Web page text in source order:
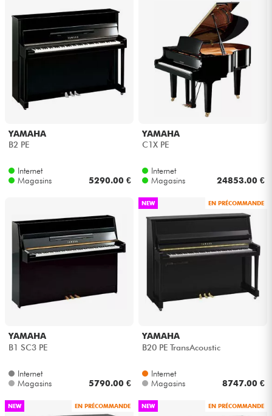
YAMAHA
B2 PE
Internet
Magasins
5290.00 €
YAMAHA
C1X PE
Internet
Magasins
24853.00 €
YAMAHA
B1 SC3 PE
Internet
Magasins
5790.00 €
NEW EN PRÉCOMMANDE
YAMAHA
B20 PE TransAcoustic
Internet
Magasins
8747.00 €
NEW EN PRÉCOMMANDE NEW EN PRÉCOMMANDE